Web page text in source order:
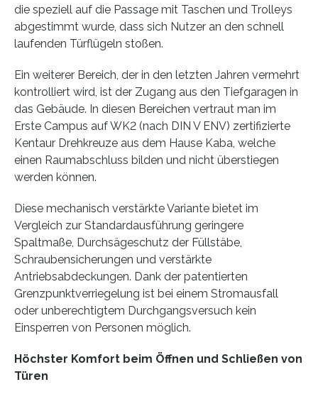
die speziell auf die Passage mit Taschen und Trolleys
abgestimmt wurde, dass sich Nutzer an den schnell
laufenden Türflügeln stoßen.
Ein weiterer Bereich, der in den letzten Jahren vermehrt
kontrolliert wird, ist der Zugang aus den Tiefgaragen in
das Gebäude. In diesen Bereichen vertraut man im
Erste Campus auf WK2 (nach DIN V ENV) zertifizierte
Kentaur Drehkreuze aus dem Hause Kaba, welche
einen Raumabschluss bilden und nicht überstiegen
werden können.
Diese mechanisch verstärkte Variante bietet im
Vergleich zur Standardausführung geringere
Spaltmaße, Durchsägeschutz der Füllstäbe,
Schraubensicherungen und verstärkte
Antriebsabdeckungen. Dank der patentierten
Grenzpunktverriegelung ist bei einem Stromausfall
oder unberechtigtem Durchgangsversuch kein
Einsperren von Personen möglich.
Höchster Komfort beim Öffnen und Schließen von
Türen